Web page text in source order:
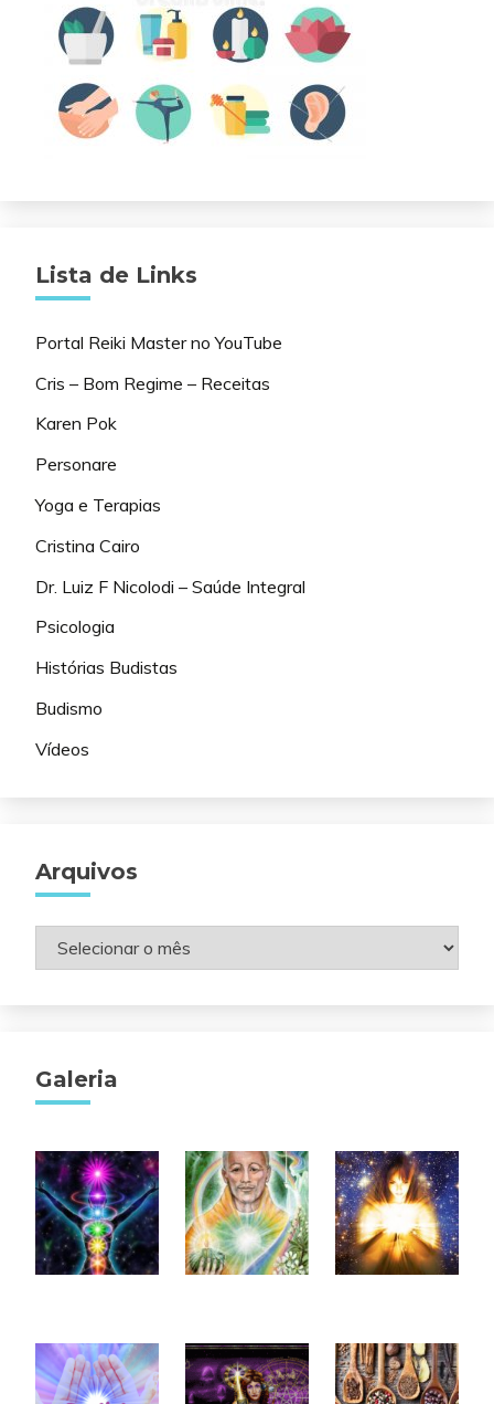
Lista de Links
Portal Reiki Master no YouTube
Cris – Bom Regime – Receitas
Karen Pok
Personare
Yoga e Terapias
Cristina Cairo
Dr. Luiz F Nicolodi – Saúde Integral
Psicologia
Histórias Budistas
Budismo
Vídeos
Arquivos
Arquivos
Galeria